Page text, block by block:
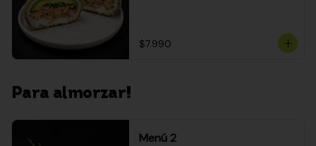
$7.990
Para almorzar!
Menú 2